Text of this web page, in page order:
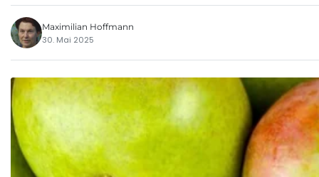
Maximilian Hoffmann
30. Mai 2025